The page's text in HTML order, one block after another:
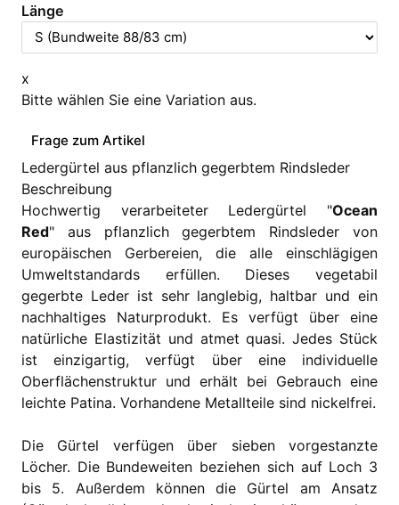
Länge
x
Bitte wählen Sie eine Variation aus.
Frage zum Artikel
Ledergürtel aus pflanzlich gegerbtem Rindsleder
Beschreibung
Hochwertig verarbeiteter Ledergürtel "Ocean
Red" aus pflanzlich gegerbtem Rindsleder von
europäischen Gerbereien, die alle einschlägigen
Umweltstandards erfüllen. Dieses vegetabil
gegerbte Leder ist sehr langlebig, haltbar und ein
nachhaltiges Naturprodukt. Es verfügt über eine
natürliche Elastizität und atmet quasi. Jedes Stück
ist einzigartig, verfügt über eine individuelle
Oberflächenstruktur und erhält bei Gebrauch eine
leichte Patina. Vorhandene Metallteile sind nickelfrei.
Die Gürtel verfügen über sieben vorgestanzte
Löcher. Die Bundeweiten beziehen sich auf Loch 3
bis 5. Außerdem können die Gürtel am Ansatz